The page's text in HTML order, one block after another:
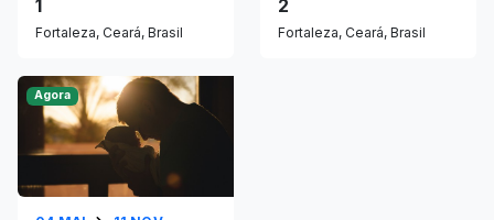
1
Fortaleza, Ceará, Brasil
2
Fortaleza, Ceará, Brasil
Agora